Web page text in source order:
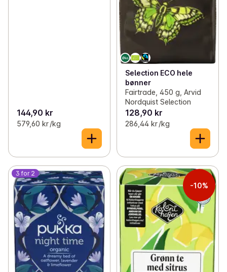
144,90 kr
579,60 kr /kg
Selection ECO hele
bønner
Fairtrade, 450 g, Arvid
Nordquist Selection
128,90 kr
286,44 kr /kg
3 for 2
-10%